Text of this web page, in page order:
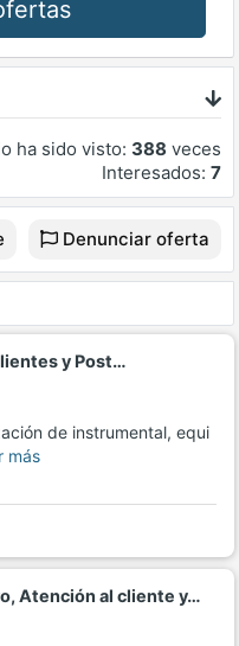
ha sido visto: 388 veces
Interesados: 7
Denunciar oferta
y Post…
de instrumental, equi
más
Atención al cliente y…